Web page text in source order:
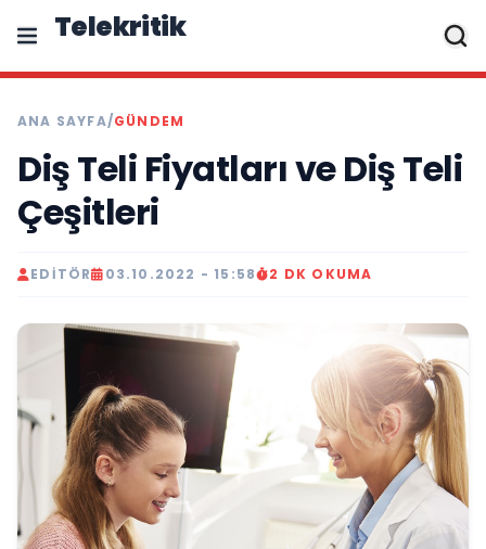
Telekritik
ANA SAYFA/GÜNDEM
Diş Teli Fiyatları ve Diş Teli
Çeşitleri
EDITÖR 03.10.2022 - 15:58 2 DK OKUMA